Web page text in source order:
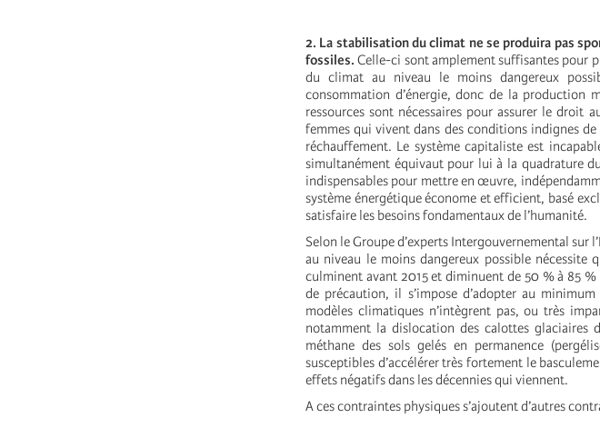
2. La stabilisation du climat ne se produira pas
fossiles.Celle-ci sont amplement suffisantes pour
du climat au niveau le moins dangereux
consommation d’énergie, donc de la production
ressources sont nécessaires pour assurer le droit
femmes qui vivent dans des conditions indignes
réchauffement. Le système capitaliste est
simultanément équivaut pour lui à la quadrature
indispensables pour mettre en œuvre,
système énergétique économe et efficient, basé
satisfaire les besoins fondamentaux de l’humanité.
Selon le Groupe d’experts Intergouvernemental
au niveau le moins dangereux possible nécessite
culminent avant 2015 et diminuent de 50 % à 85
de précaution, il s’impose d’adopter au
modèles climatiques n’intègrent pas, ou très
notamment la dislocation des calottes glaciaires
méthane des sols gelés en permanence
susceptibles d’accélérer très fortement le
effets négatifs dans les décennies qui viennent.
A ces contraintes physiques s’ajoutent d’autres